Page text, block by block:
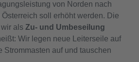
von Norden nach
soll erhöht werden. Die
als Zu- und Umbeseilung
Wir legen neue Leiterseile auf
Strommasten auf und tauschen